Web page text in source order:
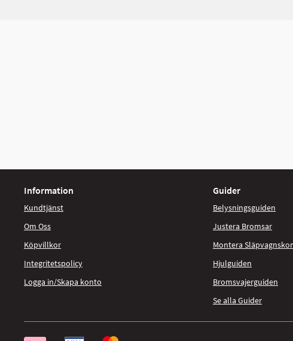
Information
Kundtjänst
Om Oss
Köpvillkor
Integritetspolicy
Logga in/Skapa konto
Guider
Belysningsguiden
Justera Bromsar
Montera
Hjulguiden
Bromsvajerguiden
Se alla Guider